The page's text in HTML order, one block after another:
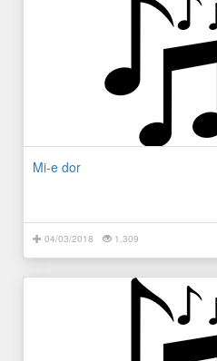
Mi-e dor
04/03/2018 1.309